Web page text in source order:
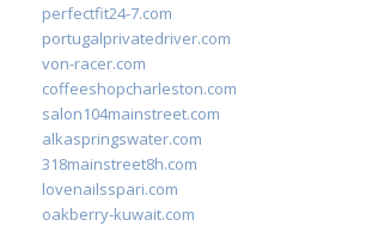
perfectfit24-7.com
portugalprivatedriver.com
von-racer.com
coffeeshopcharleston.com
salon104mainstreet.com
alkaspringswater.com
318mainstreet8h.com
lovenailsspari.com
oakberry-kuwait.com